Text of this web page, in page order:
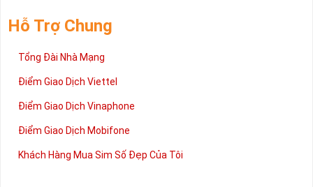
Hỗ Trợ Chung
Tổng Đài Nhà Mạng
Điểm Giao Dịch Viettel
Điểm Giao Dịch Vinaphone
Điểm Giao Dịch Mobifone
Khách Hàng Mua Sim Số Đẹp Của Tôi